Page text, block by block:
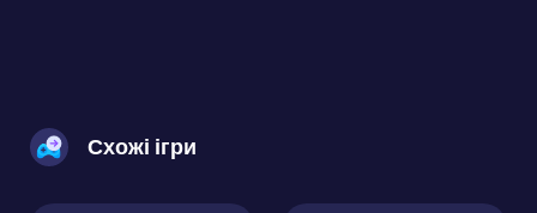
Схожі ігри